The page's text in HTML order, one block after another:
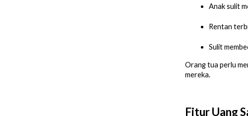
Anak sulit
Rentan
Sulit
Orang tua perlu
mereka.
Fitur Uang